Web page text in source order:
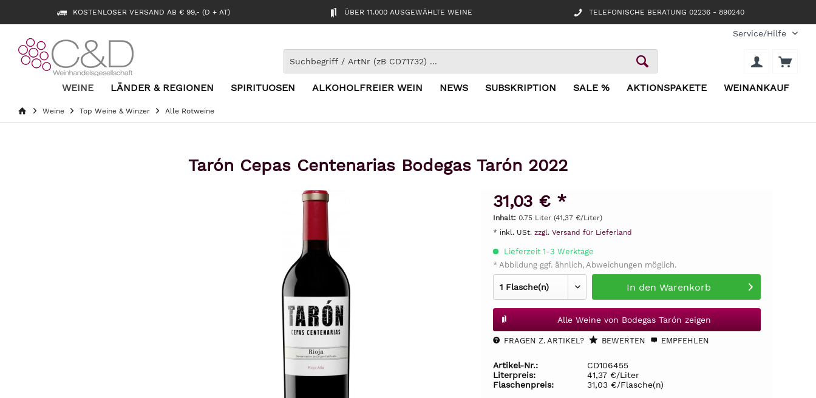
KOSTENLOSER VERSAND AB € 99,- (D + AT) ÜBER 11.000 AUSGEWÄHLTE WEINE TELEFONISCHE BERATUNG 02236 - 890240
Service/Hilfe
WEINE LÄNDER & REGIONEN SPIRITUOSEN ALKOHOLFREIER WEIN NEWS SUBSKRIPTION SALE % AKTIONSPAKETE WEINANKAUF
Weine Top Weine & Winzer Alle Rotweine
Tarón Cepas Centenarias Bodegas Tarón 2022
31,03 € *
Inhalt: 0.75 Liter (41,37 €/Liter)
* inkl. USt. zzgl. Versand für Lieferland
Lieferzeit 1-3 Werktage
* Abbildung ggf. ähnlich, Abweichungen möglich.
In den Warenkorb
Alle Weine von Bodegas Tarón zeigen
FRAGEN Z. ARTIKEL? BEWERTEN EMPFEHLEN
Artikel-Nr.:
CD106455
Literpreis:
41,37 €/Liter
Flaschenpreis:
31,03 €/Flasche(n)